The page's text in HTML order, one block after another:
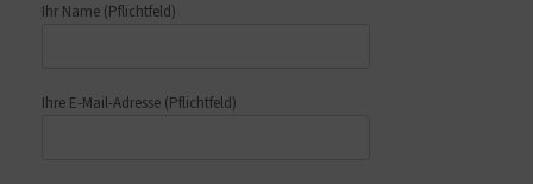
Ihr Name (Pflichtfeld)
Ihre E-Mail-Adresse (Pflichtfeld)